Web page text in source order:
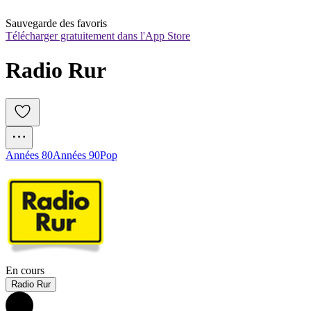
Sauvegarde des favoris
Télécharger gratuitement dans l'App Store
Radio Rur
Années 80Années 90Pop
En cours
Radio Rur